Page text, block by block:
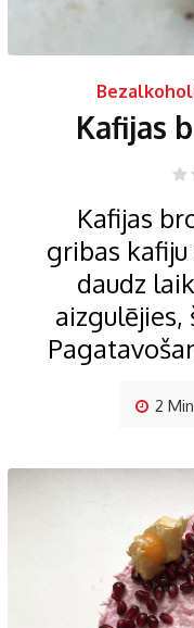
Kafijas
Kafijas
gribas
daudz
aizgulējies,
2 Min